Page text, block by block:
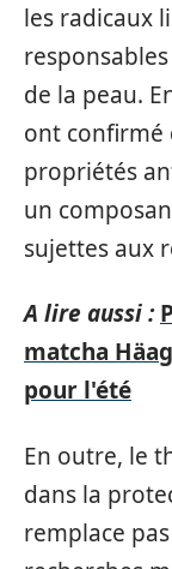
les radicaux
de la peau.
ont confirmé
propriétés
un
sujettes aux
A lire aussi :
matcha
pour l'été
En outre, le
dans la
remplace